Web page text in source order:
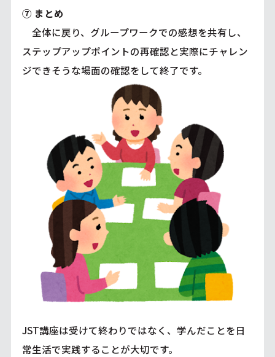
⑦ まとめ
全体に戻り、グループワークでの感想を共有し、
ステップアップポイントの再確認と実際にチャレン
ジできそうな場面の確認をして終了です。
JST講座は受けて終わりではなく、学んだことを日
常生活で実践することが大切です。